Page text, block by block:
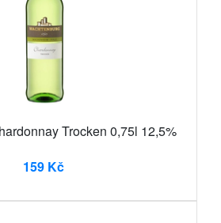
Trocken 0,75l 12,5%
159 Kč